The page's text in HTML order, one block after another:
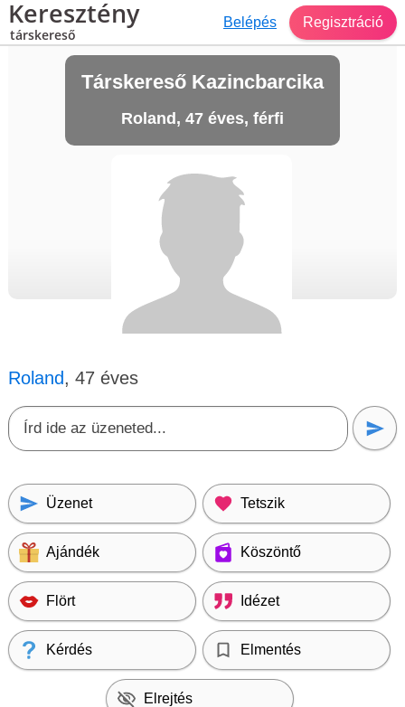
Keresztény
társkereső
Belépés Regisztráció
Társkereső Kazincbarcika
Roland, 47 éves, férfi
Roland, 47 éves
Üzenet Tetszik
Ajándék Köszöntő
Flört Idézet
Kérdés Elmentés
Elrejtés